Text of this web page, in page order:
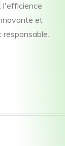
l'efficience
et